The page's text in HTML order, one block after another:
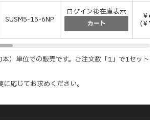
SUSM5-15-6NP
ログイン後在庫表示
カート
￥
(￥
）単位での販売です。ご注文数「1」で1セット
応じてお求めください。